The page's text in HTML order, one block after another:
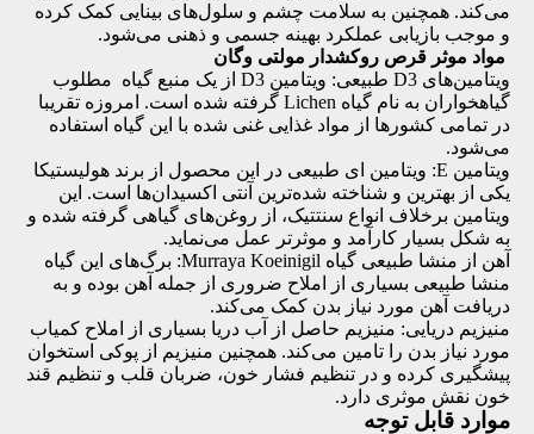
می‌کند. همچنین به سلامت چشم و سلول‌های بینایی کمک کرده
و موجب بازیابی عملکرد بهینه جسمی و ذهنی می‌شود.
مواد موثر قرص روکشدار مولتی وگان
ویتامین‌های D3 طبیعی: ویتامین D3 از یک منبع گیاه مطلوب
گیاهخواران به نام گیاه Lichen گرفته شده است. امروزه تقریبا
در تمامی کشورها از مواد غذایی غنی شده با این گیاه استفاده
می‌شود.
ویتامین E: ویتامین ای طبیعی در این محصول از برند هولیستیکا
یکی از بهترین و شناخته شده‌ترین آنتی اکسیدان‌ها است. این
ویتامین برخلاف انواع سنتتیک، از روغن‌های گیاهی گرفته شده و
به شکل بسیار کارآمد و موثرتر عمل می‌نماید.
آهن از منشا طبیعی گیاه Murraya Koeinigil: برگ‌های این گیاه
منشا طبیعی بسیاری از املاح ضروری از جمله آهن بوده و به
دریافت آهن مورد نیاز بدن کمک می‌کند.
منیزیم دریایی: منیزیم حاصل از آب دریا بسیاری از املاح کمیاب
مورد نیاز بدن را تامین می‌کند. همچنین منیزیم از پوکی استخوان
پیشگیری کرده و در تنظیم فشار خون، ضربان قلب و تنظیم قند
خون نقش موثری دارد.
موارد قابل توجه